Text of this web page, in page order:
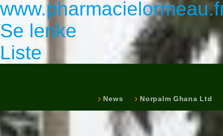
Se lenke
Liste
News Norpalm Ghana Ltd